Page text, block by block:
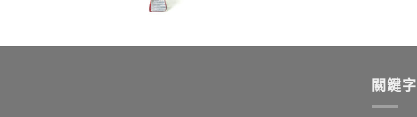
關鍵字